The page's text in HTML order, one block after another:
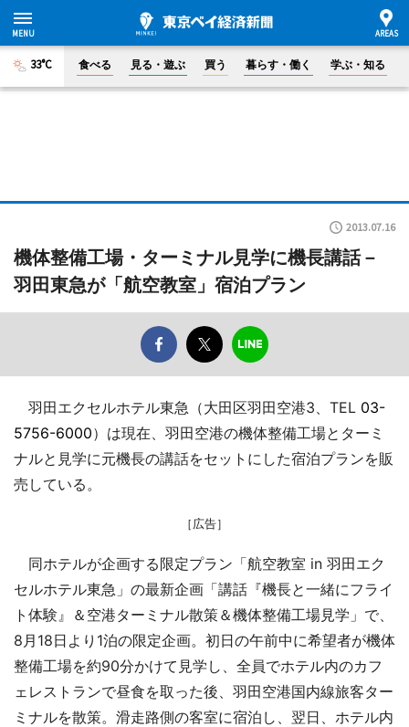
33°C 食べる 見る・遊ぶ 買う 暮らす・働く 学ぶ・知る
2013.07.16
機体整備工場・ターミナル見学に機長講話－
羽田東急が「航空教室」宿泊プラン
羽田エクセルホテル東急（大田区羽田空港3、TEL 03-
5756-6000）は現在、羽田空港の機体整備工場とターミ
ナルと見学に元機長の講話をセットにした宿泊プランを販
売している。
［広告］
同ホテルが企画する限定プラン「航空教室 in 羽田エク
セルホテル東急」の最新企画「講話『機長と一緒にフライ
ト体験』＆空港ターミナル散策＆機体整備工場見学」で、
8月18日より1泊の限定企画。初日の午前中に希望者が機体
整備工場を約90分かけて見学し、全員でホテル内のカフ
ェレストランで昼食を取った後、羽田空港国内線旅客ター
ミナルを散策。滑走路側の客室に宿泊し、翌日、ホテル内